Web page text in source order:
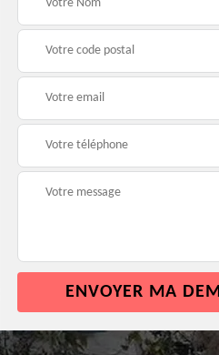
Peinture de dessous
de toit 01 Ain